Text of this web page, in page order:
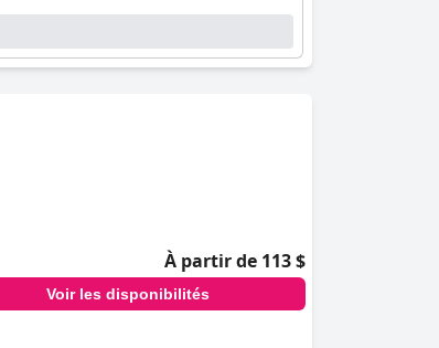
À partir de 113 $
Voir les disponibilités